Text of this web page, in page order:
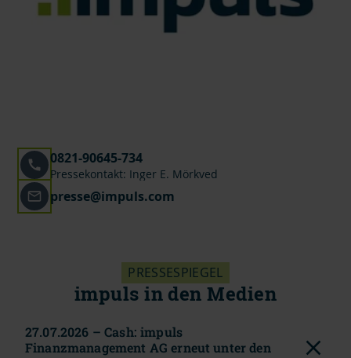
0821-90645-734
Pressekontakt: Inger E. Mörkved
presse@impuls.com
PRESSESPIEGEL
impuls in den Medien
27.07.2026 – Cash: impuls
Finanzmanagement AG erneut unter den